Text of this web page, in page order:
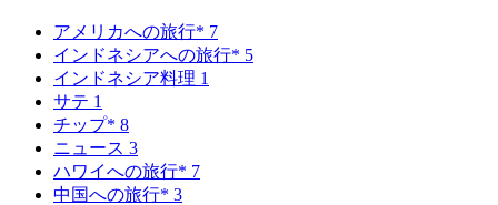
アメリカへの旅行* 7
インドネシアへの旅行* 5
インドネシア料理 1
サテ 1
チップ* 8
ニュース 3
ハワイへの旅行* 7
中国への旅行* 3